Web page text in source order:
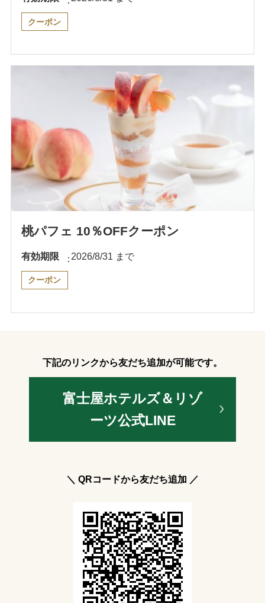
クーポン
桃パフェ 10％OFFクーポン
有効期限 2026/8/31 まで
クーポン
下記のリンクから友だち追加が可能です。
富士屋ホテルズ＆リゾ
ーツ公式LINE
＼ QRコードから友だち追加 ／